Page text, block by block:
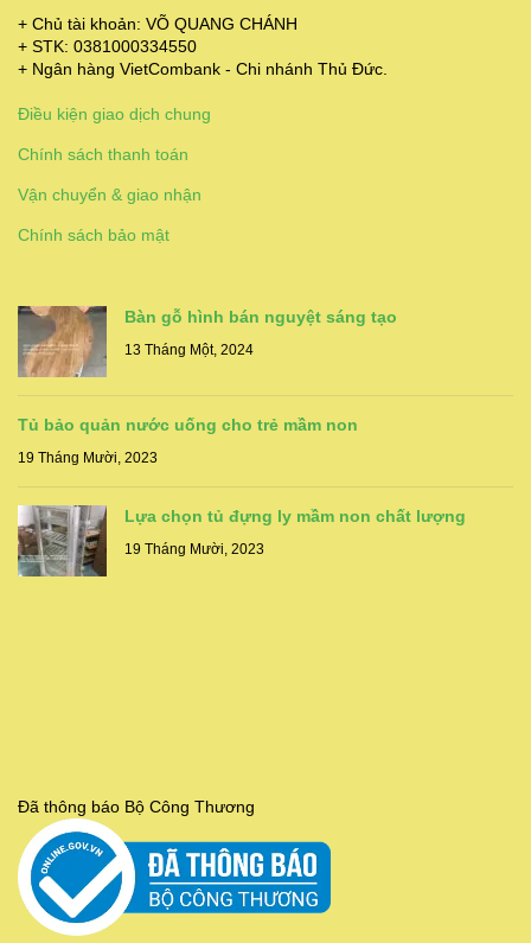
+ Chủ tài khoản: VÕ QUANG CHÁNH
+ STK: 0381000334550
+ Ngân hàng VietCombank - Chi nhánh Thủ Đức.
Điều kiện giao dịch chung
Chính sách thanh toán
Vận chuyển & giao nhận
Chính sách bảo mật
Bàn gỗ hình bán nguyệt sáng tạo
13 Tháng Một, 2024
Tủ bảo quản nước uống cho trẻ mầm non
19 Tháng Mười, 2023
Lựa chọn tủ đựng ly mầm non chất lượng
19 Tháng Mười, 2023
Đã thông báo Bộ Công Thương